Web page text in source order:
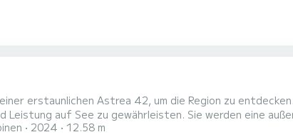
erstaunlichen Astrea 42, um die Region zu
Sie werden eine außergewöhnliche Kreuzfahrt auf
Sie können während der Kreuzfahrt bis zu 7
2024 12.58 m